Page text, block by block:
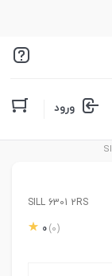
ورود
SILL 6301 2RS
0 (0)